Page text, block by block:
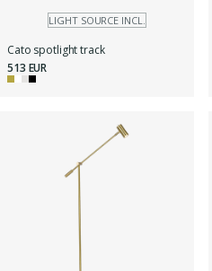
LIGHT SOURCE INCL.
Cato spotlight track
513 EUR